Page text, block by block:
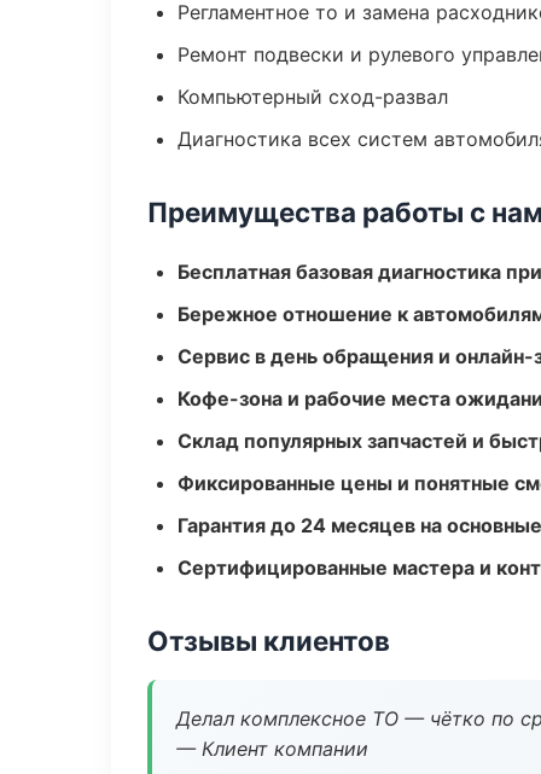
Регламентное то и замена
Ремонт подвески и рулевого
Компьютерный сход-развал
Диагностика всех систем
Преимущества работы с
Бесплатная базовая диагностика
Бережное отношение к
Сервис в день обращения и онлайн-
Кофе-зона и рабочие места
Склад популярных запчастей и
Фиксированные цены и понятные
Гарантия до 24 месяцев на
Сертифицированные мастера и
Отзывы клиентов
Делал комплексное ТО — чётко по
— Клиент компании